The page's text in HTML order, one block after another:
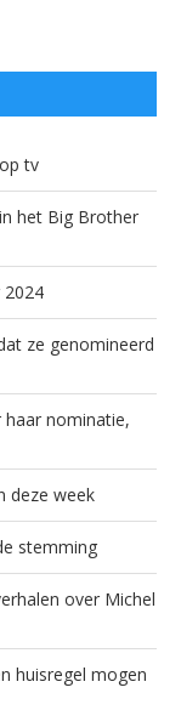
tv
het Big Brother
ze genomineerd
nominatie,
deze week
stemming
over Michel
huisregel mogen